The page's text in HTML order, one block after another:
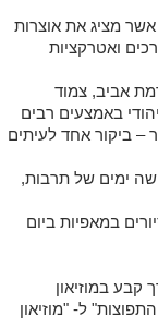
– ביקור אחד לעיתים
במאפיות ביום
קבע במוזיאון
ל- "מוזיאון